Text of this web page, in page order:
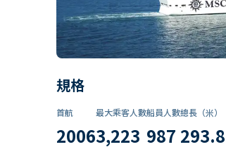
規格
首航
2006
最大乘客人數
3,223
船員人數
987
總長（米）
293.8